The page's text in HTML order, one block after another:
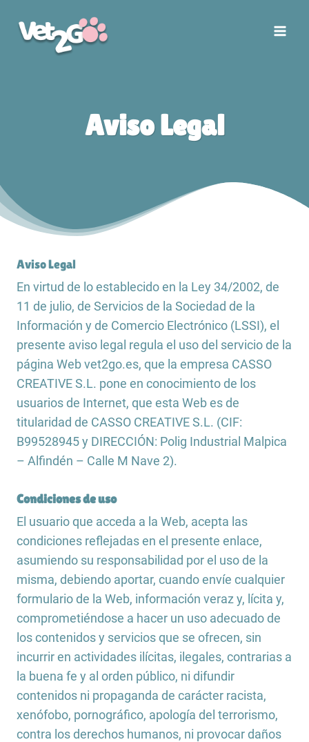
contenido
Aviso Legal
Aviso Legal
En virtud de lo establecido en la Ley 34/2002, de
11 de julio, de Servicios de la Sociedad de la
Información y de Comercio Electrónico (LSSI), el
presente aviso legal regula el uso del servicio de la
página Web vet2go.es, que la empresa CASSO
CREATIVE S.L. pone en conocimiento de los
usuarios de Internet, que esta Web es de
titularidad de CASSO CREATIVE S.L. (CIF:
B99528945 y DIRECCIÓN: Polig Industrial Malpica
– Alfindén – Calle M Nave 2).
Condiciones de uso
El usuario que acceda a la Web, acepta las
condiciones reflejadas en el presente enlace,
asumiendo su responsabilidad por el uso de la
misma, debiendo aportar, cuando envíe cualquier
formulario de la Web, información veraz y, lícita y,
comprometiéndose a hacer un uso adecuado de
los contenidos y servicios que se ofrecen, sin
incurrir en actividades ilícitas, ilegales, contrarias a
la buena fe y al orden público, ni difundir
contenidos ni propaganda de carácter racista,
xenófobo, pornográfico, apología del terrorismo,
contra los derechos humanos, ni provocar daños